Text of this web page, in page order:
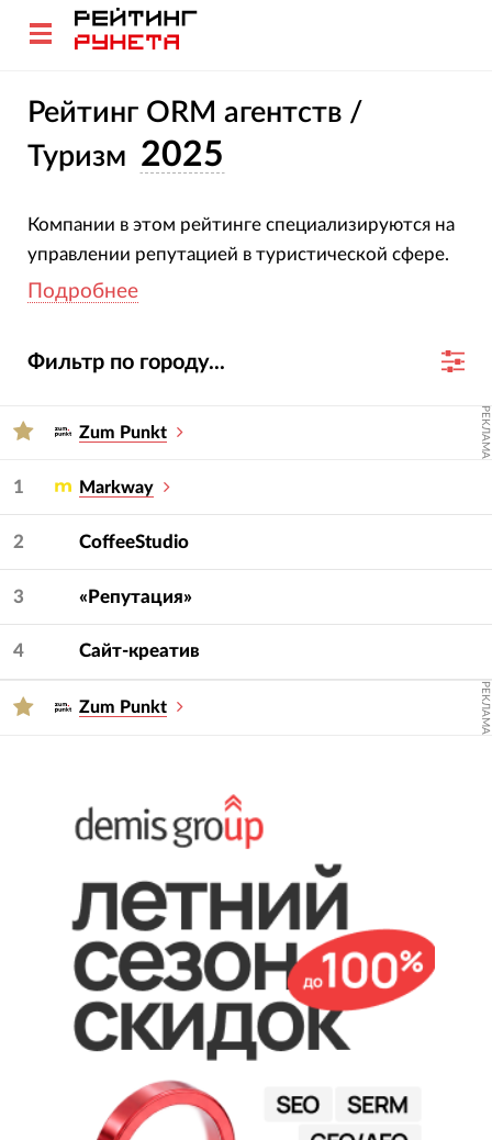
Рейтинг ORM агентств /
Туризм 2025
Компании в этом рейтинге специализируются на
управлении репутацией в туристической сфере.
Все участники подтвердили свою специализацию
экспертизы и достижений за 2023-2024 гг.
Для подбора подрядчика используйте фильтры
Подробнее
Фильтр по городу...
Zum Punkt РЕКЛАМА
1 Markway
2 CoffeeStudio
3 «Репутация»
4 Сайт-креатив
Zum Punkt РЕКЛАМА